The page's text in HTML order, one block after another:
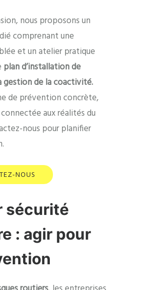
nous proposons un
comprenant une
et un atelier pratique
plan d’installation de
gestion de la coactivité.
de prévention concrète,
aux réalités du
nous pour planifier
NOUS
sécurité
: agir pour